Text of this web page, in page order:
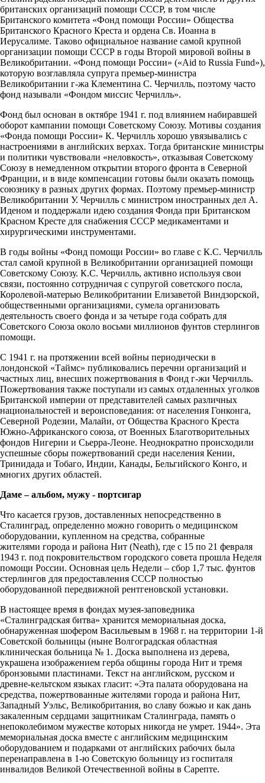
британских организаций помощи СССР, в том числе
Британского комитета «Фонд помощи России» Общества
Британского Красного Креста и ордена Св. Иоанна в
Иерусалиме. Таково официальное название самой крупной
организации помощи СССР в годы Второй мировой войны в
Великобритании. «Фонд помощи России» («Aid to Russia Fund»),
которую возглавляла супруга премьер-министра
Великобритании г-жа Клементина С. Черчилль, поэтому часто
фонд называли «Фондом миссис Черчилль».
Фонд был основан в октябре 1941 г. под влиянием набиравшей
оборот кампании помощи Советскому Союзу. Мотивы создания
«Фонда помощи России» К. Черчилль хорошо увязывались с
настроениями в английских верхах. Тогда британские министры
и политики чувствовали «неловкость», отказывая Советскому
Союзу в немедленном открытии второго фронта в Северной
Франции, и в виде компенсации готовы были оказать помощь
союзнику в разных других формах. Поэтому премьер-министр
Великобритании У. Черчилль с министром иностранных дел А.
Иденом и поддержали идею создания Фонда при Британском
Красном Кресте для снабжения СССР медикаментами и
хирургическими инструментами.
В годы войны «Фонд помощи России» во главе с К.С. Черчилль
стал самой крупной в Великобритании организацией помощи
Советскому Союзу. К.С. Черчилль, активно используя свои
связи, постоянно сотрудничая с супругой советского посла,
Королевой-матерью Великобритании Елизаветой Виндзорской,
общественными организациями, сумела организовать
деятельность своего фонда и за четыре года собрать для
Советского Союза около восьми миллионов фунтов стерлингов
помощи.
С 1941 г. на протяжении всей войны периодически в
лондонской «Таймс» публиковались перечни организаций и
частных лиц, внесших пожертвования в Фонд г-жи Черчилль.
Пожертвования также поступали из самых отдаленных уголков
Британской империи от представителей самых различных
национальностей и вероисповедания: от населения Гонконга,
Северной Родезии, Малайи, от Общества Красного Креста
Южно-Африканского союза, от Военных Благотворительных
фондов Нигерии и Сьерра-Леоне. Неоднократно происходили
успешные сборы пожертвований среди населения Кении,
Тринидада и Тобаго, Индии, Канады, Бельгийского Конго, и
многих других областей.
Даме – альбом, мужу - портсигар
Что касается грузов, доставленных непосредственно в
Сталинград, определенно можно говорить о медицинском
оборудовании, купленном на средства, собранные
жителями города и района Нит (Neath), где с 15 по 21 февраля
1943 г. под покровительством городского совета прошла Неделя
помощи России. Основная цель Недели – сбор 1,7 тыс. фунтов
стерлингов для предоставления СССР полностью
оборудованной передвижной рентгеновской установки.
В настоящее время в фондах музея-заповедника
«Сталинградская битва» хранится мемориальная доска,
обнаруженная шофером Васильевым в 1968 г. на территории 1-й
Советской больницы (ныне Волгоградская областная
клиническая больница № 1. Доска выполнена из дерева,
украшена изображением герба общины города Нит и тремя
бронзовыми пластинами. Текст на английском, русском и
древне-кельтском языках гласит: «Эта палата оборудована на
средства, пожертвованные жителями города и района Нит,
Западный Уэльс, Великобритания, во славу божью и как дань
закаленным сердцами защитникам Сталинграда, память о
непоколебимом мужестве которых никогда не умрет. 1944». Эта
мемориальная доска вместе с английским медицинским
оборудованием и подарками от английских рабочих была
перенаправлена в 1-ю Советскую больницу из госпиталя
инвалидов Великой Отечественной войны в Сарепте.